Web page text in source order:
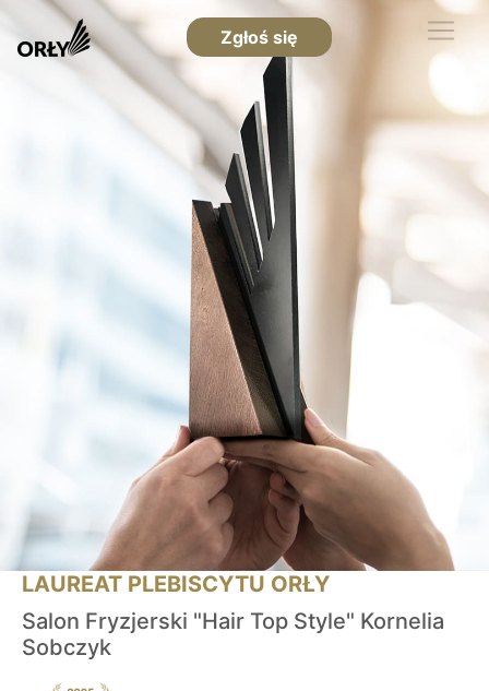
Zgłoś się
LAUREAT PLEBISCYTU ORŁY
Salon Fryzjerski "Hair Top Style" Kornelia
Sobczyk